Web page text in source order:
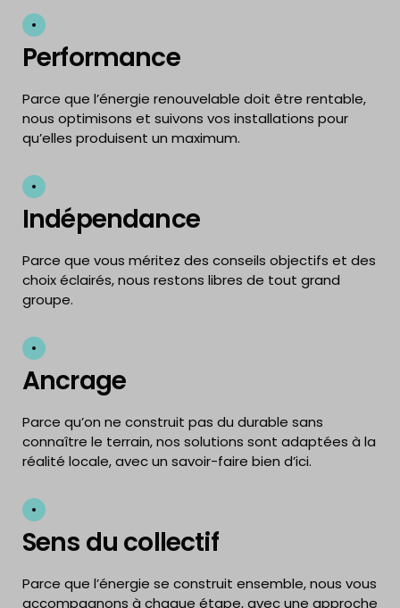
Performance
Parce que l’énergie renouvelable doit être rentable,
nous optimisons et suivons vos installations pour
qu’elles produisent un maximum.
Indépendance
Parce que vous méritez des conseils objectifs et des
choix éclairés, nous restons libres de tout grand
groupe.
Ancrage
Parce qu’on ne construit pas du durable sans
connaître le terrain, nos solutions sont adaptées à la
réalité locale, avec un savoir-faire bien d’ici.
Sens du collectif
Parce que l’énergie se construit ensemble, nous vous
accompagnons à chaque étape, avec une approche